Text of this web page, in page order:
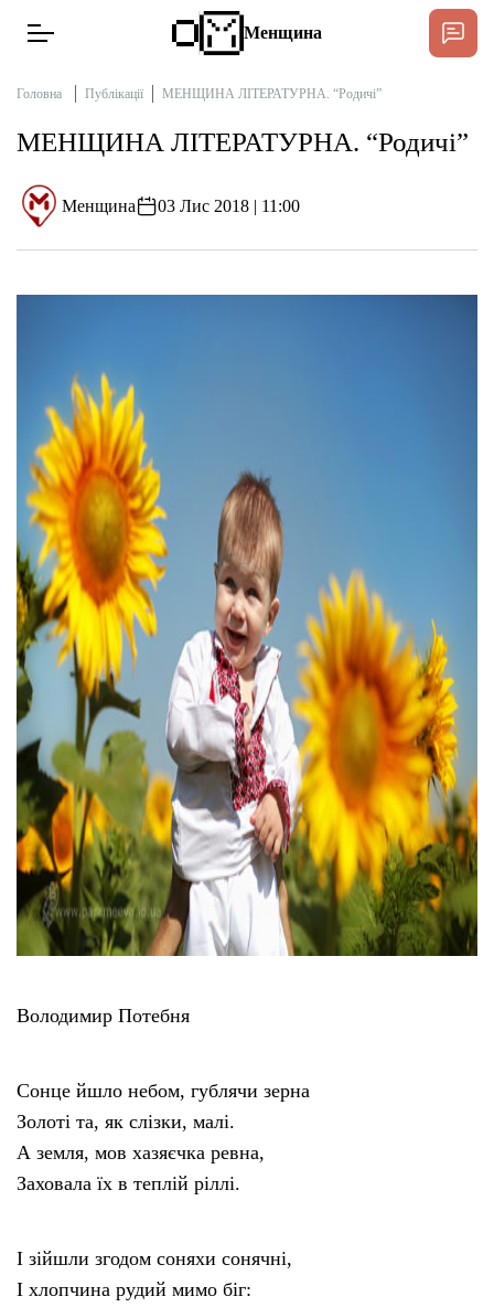
Тексти
Про нас
Бюджет
Тендери
Довідник
Контакти
Рекламні прайси
Підтримати «місцевих»
Редакційна політика
Етичний кодекс
Менщина
Головна Публікації МЕНЩИНА ЛІТЕРАТУРНА. “Родичі”
МЕНЩИНА ЛІТЕРАТУРНА. “Родичі”
Менщина 03 Лис 2018 | 11:00
Володимир Потебня
Сонце йшло небом, гублячи зерна
Золоті та, як слізки, малі.
А земля, мов хазяєчка ревна,
Заховала їх в теплій ріллі.
І зійшли згодом соняхи сонячні,
І хлопчина рудий мимо біг: